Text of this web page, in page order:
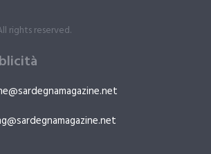
rights reserved.